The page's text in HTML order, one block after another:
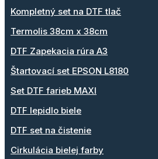
Kompletný set na DTF tlač
Termolis 38cm x 38cm
DTF Zapekacia rúra A3
Štartovací set EPSON L8180
Set DTF farieb MAXI
DTF lepidlo biele
DTF set na čistenie
Cirkulácia bielej farby